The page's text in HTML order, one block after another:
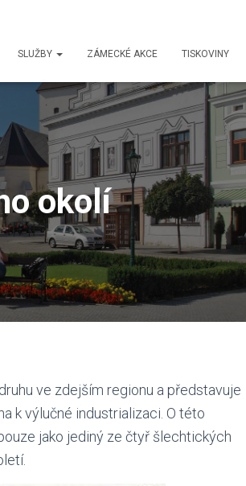
SLUŽBY ZÁMECKÉ AKCE TISKOVINY
okolí
ve zdejším regionu a představuje
k výlučné industrializaci. O této
jako jediný ze čtyř šlechtických